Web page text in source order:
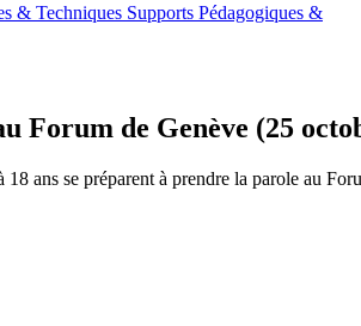
& Techniques Supports Pédagogiques &
Forum de Genève (25
18 ans se préparent à prendre la parole au